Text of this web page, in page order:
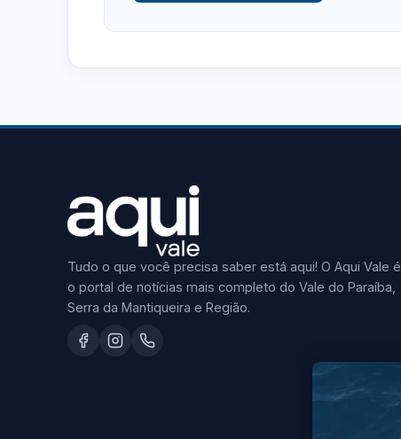
Tudo o que você precisa saber está aqui! O Aqui Vale é
o portal de notícias mais completo do Vale do Paraíba,
Serra da Mantiqueira e Região.